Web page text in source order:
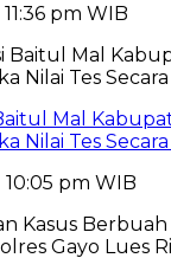
pm WIB
Mal
Nilai Tes
pm WIB